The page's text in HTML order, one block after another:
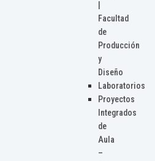
Facultad
de
Producción
y
Diseño
Laboratorios
Proyectos
Integrados
de
Aula
–